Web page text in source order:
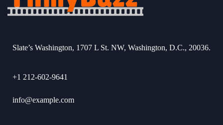
Slate’s Washington, 1707 L St. NW, Washington, D.C., 20036.
+1 212-602-9641
info@example.com